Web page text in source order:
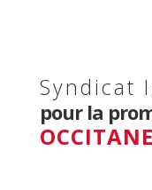
Syndicat
pour la